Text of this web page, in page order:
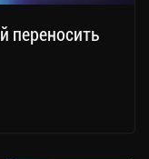
переносить